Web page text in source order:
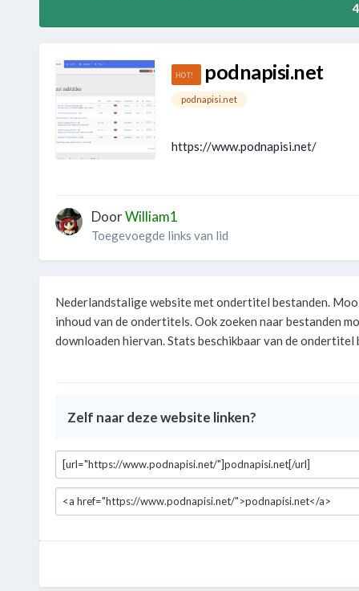
podnapisi.net
podnapisi.net
https://www.podnapisi.net/
DoorWilliam1
Toegevoegde links van lid
Nederlandstalige website met ondertitel bestanden.
inhoud van de ondertitels. Ook zoeken naar bestanden
downloaden hiervan. Stats beschikbaar van de ondertitel
Zelf naar deze website linken?